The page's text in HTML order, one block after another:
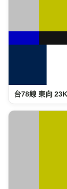
台78線 東向